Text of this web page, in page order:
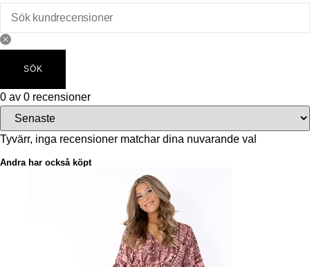
SÖK
0 av 0 recensioner
Tyvärr, inga recensioner matchar dina nuvarande val
Andra har också köpt